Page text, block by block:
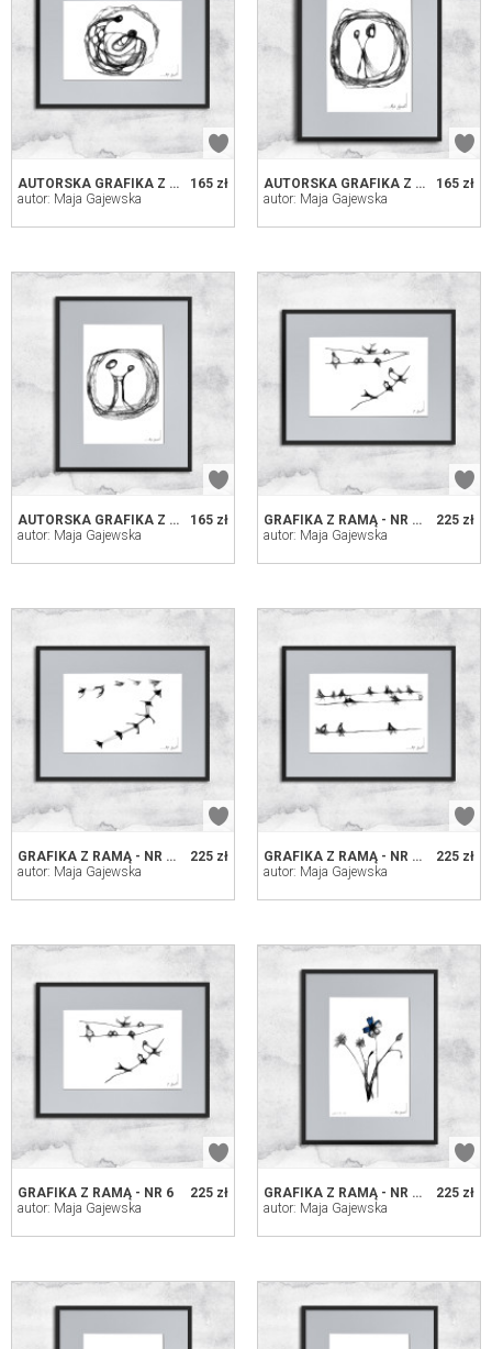
165 zł
AUTORSKA GRAFIKA Z RAMĄ - NR 52 - MATKA
autor: Maja Gajewska
165 zł
AUTORSKA GRAFIKA Z RAMĄ - NR 77
autor: Maja Gajewska
165 zł
AUTORSKA GRAFIKA Z RAMĄ - NR 78
autor: Maja Gajewska
225 zł
GRAFIKA Z RAMĄ - NR 16
autor: Maja Gajewska
225 zł
GRAFIKA Z RAMĄ - NR 26
autor: Maja Gajewska
225 zł
GRAFIKA Z RAMĄ - NR 15
autor: Maja Gajewska
225 zł
GRAFIKA Z RAMĄ - NR 6
autor: Maja Gajewska
225 zł
GRAFIKA Z RAMĄ - NR 124 - CHABRY
autor: Maja Gajewska